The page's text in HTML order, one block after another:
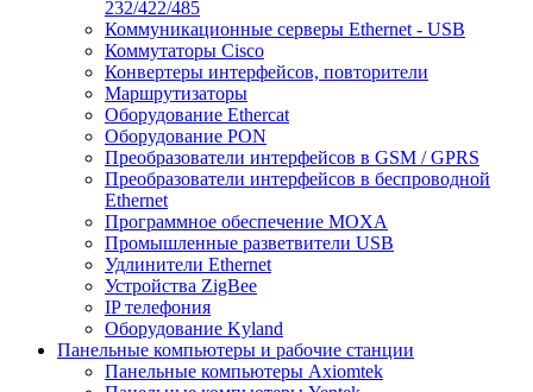
232/422/485
Коммуникационные серверы Ethernet - USB
Коммутаторы Cisco
Конвертеры интерфейсов, повторители
Маршрутизаторы
Оборудование Ethercat
Оборудование PON
Преобразователи интерфейсов в GSM / GPRS
Преобразователи интерфейсов в беспроводной
Ethernet
Программное обеспечение MOXA
Промышленные разветвители USB
Удлинители Ethernet
Устройства ZigBee
IP телефония
Оборудование Kyland
Панельные компьютеры и рабочие станции
Панельные компьютеры Axiomtek